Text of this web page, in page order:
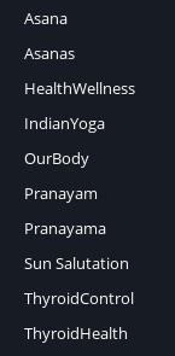
Asana
Asanas
HealthWellness
IndianYoga
OurBody
Pranayam
Pranayama
Sun Salutation
ThyroidControl
ThyroidHealth